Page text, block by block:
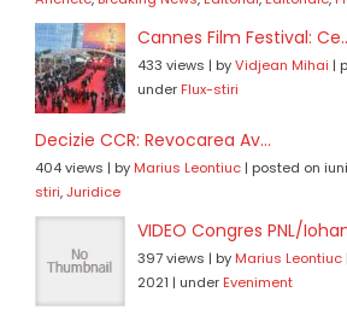
Cannes Film Festival:
433 views | byVidjean Mihai |
under Flux-stiri
Decizie CCR: Revocarea Av...
404 views | by Marius Leontiuc| posted on
stiri,Juridice
VIDEO Congres PNL/
397 views | by Marius Leontiuc|
2021 | under Eveniment